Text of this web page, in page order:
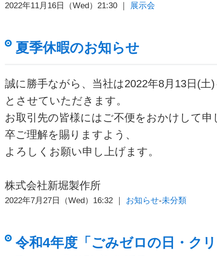
2022年11月16日（Wed）21:30 ｜ 展示会
夏季休暇のお知らせ
誠に勝手ながら、当社は2022年8月13日(土
とさせていただきます。
お取引先の皆様にはご不便をおかけして
卒ご理解を賜りますよう、
よろしくお願い申し上げます。
株式会社新堀製作所
2022年7月27日（Wed）16:32 ｜ お知らせ-未分類
令和4年度「ごみゼロの日・ク